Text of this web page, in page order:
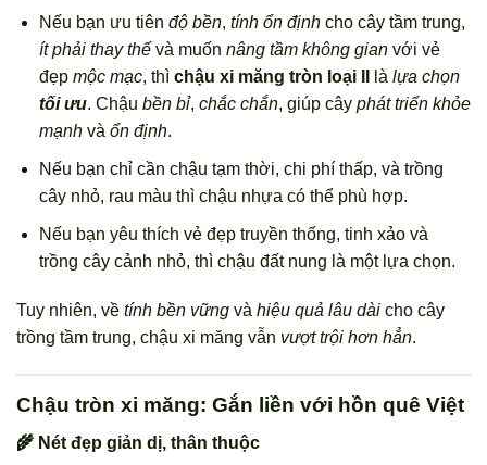
Nếu bạn ưu tiên độ bền, tính ổn địnhcho cây tầm trung,
ít phải thay thếvà muốn nâng tầm không gianvới vẻ
đẹp mộc mạc, thì chậu xi măng tròn loại II là lựa chọn
tối ưu. Chậu bền bỉ, chắc chắn, giúp cây phát triển khỏe
mạnhvà ổn định.
Nếu bạn chỉ cần chậu tạm thời, chi phí thấp, và trồng
cây nhỏ, rau màu thì chậu nhựa có thể phù hợp.
Nếu bạn yêu thích vẻ đẹp truyền thống, tinh xảo và
trồng cây cảnh nhỏ, thì chậu đất nung là một lựa chọn.
Tuy nhiên, về tính bền vững và hiệu quả lâu dài cho cây
trồng tầm trung, chậu xi măng vẫn vượt trội hơn hẳn.
Chậu tròn xi măng: Gắn liền với hồn quê Việt
🌾 Nét đẹp giản dị, thân thuộc